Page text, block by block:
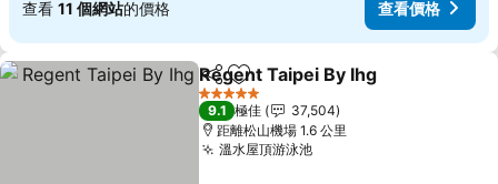
查看 11 個網站的價格 查看價格
分享 放到收藏夾
Regent Taipei By Ihg
5 星級
9.1 極佳
37,504
距離松山機場 1.6 公里
溫水屋頂游泳池查看價格